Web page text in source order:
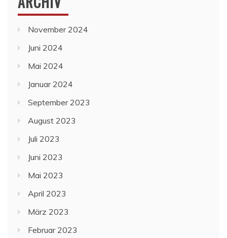
November 2024
Juni 2024
Mai 2024
Januar 2024
September 2023
August 2023
Juli 2023
Juni 2023
Mai 2023
April 2023
März 2023
Februar 2023